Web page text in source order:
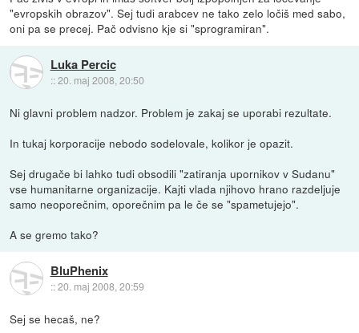
"evropskih obrazov". Sej tudi arabcev ne tako zelo ločiš med sabo,
oni pa se precej. Pač odvisno kje si "sprogramiran".
Luka Percic
::20. maj 2008, 20:50
Ni glavni problem nadzor. Problem je zakaj se uporabi rezultate.
In tukaj korporacije nebodo sodelovale, kolikor je opazit.
Sej drugače bi lahko tudi obsodili "zatiranja upornikov v Sudanu"
vse humanitarne organizacije. Kajti vlada njihovo hrano razdeljuje
samo neoporečnim, oporečnim pa le če se "spametujejo".
A se gremo tako?
BluPhenix
::20. maj 2008, 20:59
Sej se hecaš, ne?